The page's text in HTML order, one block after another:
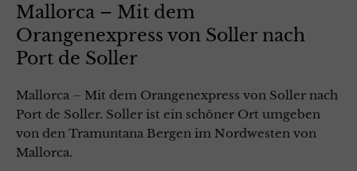
Mallorca – Mit dem
Orangenexpress von Soller nach
Port de Soller
Mallorca – Mit dem Orangenexpress von Soller nach
Port de Soller. Soller ist ein schöner Ort umgeben
von den Tramuntana Bergen im Nordwesten von
Mallorca.